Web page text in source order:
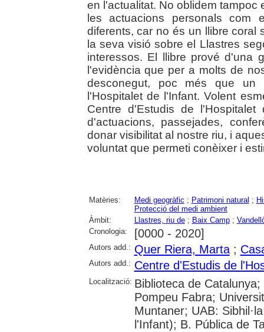
en l'actualitat. No oblidem tampoc
les actuacions personals
diferents, car no és un llibre coral
la seva visió sobre el Llastres
interessos. El llibre prové d'una
l'evidència que per a molts de
desconegut, poc més que
l'Hospitalet de l'Infant. Volent
Centre d'Estudis de
d'actuacions, passejades,
donar visibilitat al nostre riu, i
voluntat que permeti conèixer i
Matèries: Medi geogràfic ; Patrimoni natural ;
Protecció del medi ambient
Àmbit:
Llastres, riu de; Baix Camp;
Cronologia:
[0000 - 2020]
Autors add.: Quer Riera, Marta;
Autors add.: Centre d'Estudis de
Localització: Biblioteca de
Pompeu Fabra;
Muntaner; UAB:
l'Infant); B. Pública de